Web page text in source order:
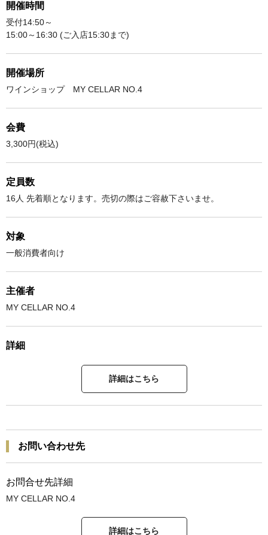
開催時間
受付14:50～
15:00～16:30 (ご入店15:30まで)
開催場所
ワインショップ MY CELLAR NO.4
会費
3,300円(税込)
定員数
16人 先着順となります。売切の際はご容赦下さいませ。
対象
一般消費者向け
主催者
MY CELLAR NO.4
詳細
詳細はこちら
お問い合わせ先
お問合せ先詳細
MY CELLAR NO.4
詳細はこちら